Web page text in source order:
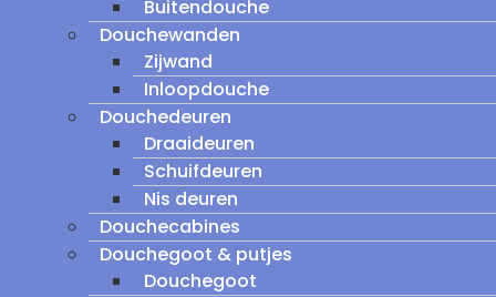
Buitendouche
Douchewanden
Zijwand
Inloopdouche
Douchedeuren
Draaideuren
Schuifdeuren
Nis deuren
Douchecabines
Douchegoot & putjes
Douchegoot